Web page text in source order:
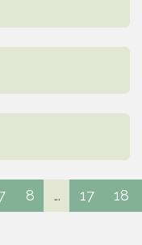
8 ... 17 18